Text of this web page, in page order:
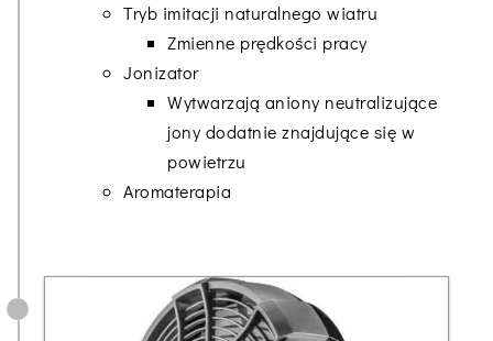
Tryb imitacji naturalnego wiatru
Zmienne prędkości pracy
Jonizator
Wytwarzają aniony neutralizujące
jony dodatnie znajdujące się w
powietrzu
Aromaterapia